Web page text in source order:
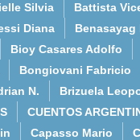
Silvia
Battista
Diana
Benasayag
Bioy Casares Adolfo
Bongiovani Fabricio
N.
Brizuela
CUENTOS
Capasso Mario